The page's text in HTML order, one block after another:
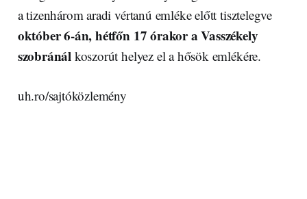
a tizenhárom aradi vértanú emléke előtt tisztelegve
október 6-án, hétfőn 17 órakor a Vasszékely
szobránál koszorút helyez el a hősök emlékére.
uh.ro/sajtóközlemény